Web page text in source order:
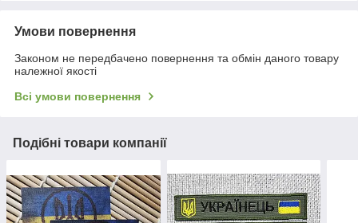
Умови повернення
Законом не передбачено повернення та обмін даного товару
належної якості
Всі умови повернення
Подібні товари компанії